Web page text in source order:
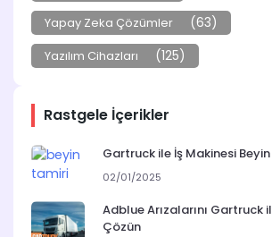
Yapay Zeka Çözümler (63)
Yazılım Cihazları (125)
Rastgele İçerikler
Gartruck ile İş Makinesi
02/01/2025
Adblue Arızalarını Gartruck
Çözün